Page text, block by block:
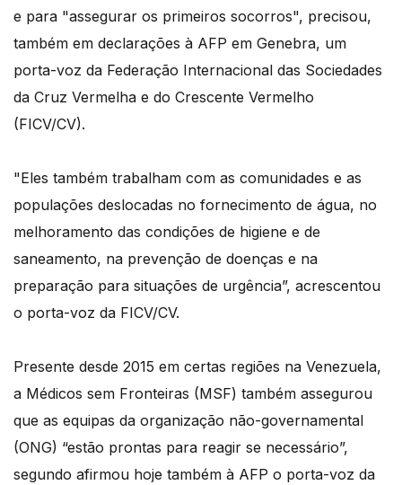
e para "assegurar os primeiros socorros", precisou,
também em declarações à AFP em Genebra, um
porta-voz da Federação Internacional das Sociedades
da Cruz Vermelha e do Crescente Vermelho
(FICV/CV).
"Eles também trabalham com as comunidades e as
populações deslocadas no fornecimento de água, no
melhoramento das condições de higiene e de
saneamento, na prevenção de doenças e na
preparação para situações de urgência”, acrescentou
o porta-voz da FICV/CV.
Presente desde 2015 em certas regiões na Venezuela,
a Médicos sem Fronteiras (MSF) também assegurou
que as equipas da organização não-governamental
(ONG) “estão prontas para reagir se necessário”,
segundo afirmou hoje também à AFP o porta-voz da